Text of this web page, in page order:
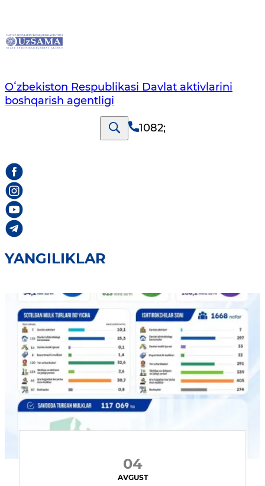
Oʻzbekiston Respublikasi Davlat aktivlarini
boshqarish agentligi
1082;
YANGILIKLAR
04
AVGUST